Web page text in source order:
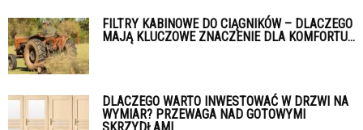
FILTRY KABINOWE DO CIĄGNIKÓW – DLACZEGO
MAJĄ KLUCZOWE ZNACZENIE DLA KOMFORTU...
DLACZEGO WARTO INWESTOWAĆ W DRZWI NA
WYMIAR? PRZEWAGA NAD GOTOWYMI